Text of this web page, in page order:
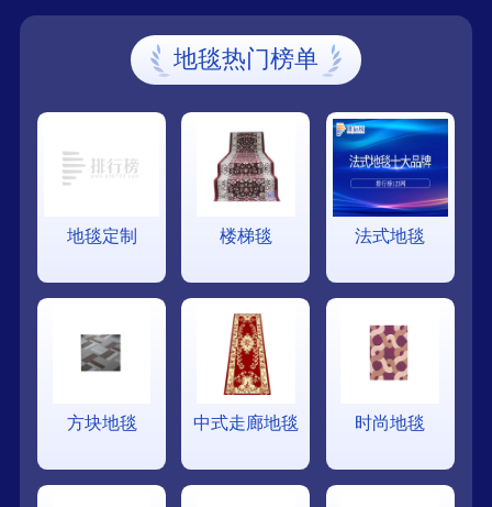
地毯热门榜单
地毯定制 楼梯毯 法式地毯
方块地毯 中式走廊地毯 时尚地毯